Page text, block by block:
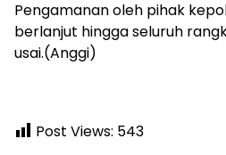
Pengamanan oleh pihak
berlanjut hingga seluruh
usai.(Anggi)
Post Views: 543